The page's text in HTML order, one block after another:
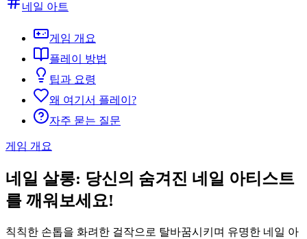
네일 아트
게임 개요
플레이 방법
팁과 요령
왜 여기서 플레이?
자주 묻는 질문
게임 개요
네일 살롱: 당신의 숨겨진 네일 아티스트
를 깨워보세요!
칙칙한 손톱을 화려한 걸작으로 탈바꿈시키며 유명한 네일 아